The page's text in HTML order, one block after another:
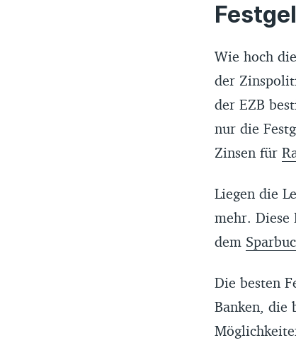
ein
Jahren
Die
hier
die
Wie hoch
der
der EZB
nur die
Zinsen für
Liegen die
mehr. Diese
dem
Die besten
Banken, die